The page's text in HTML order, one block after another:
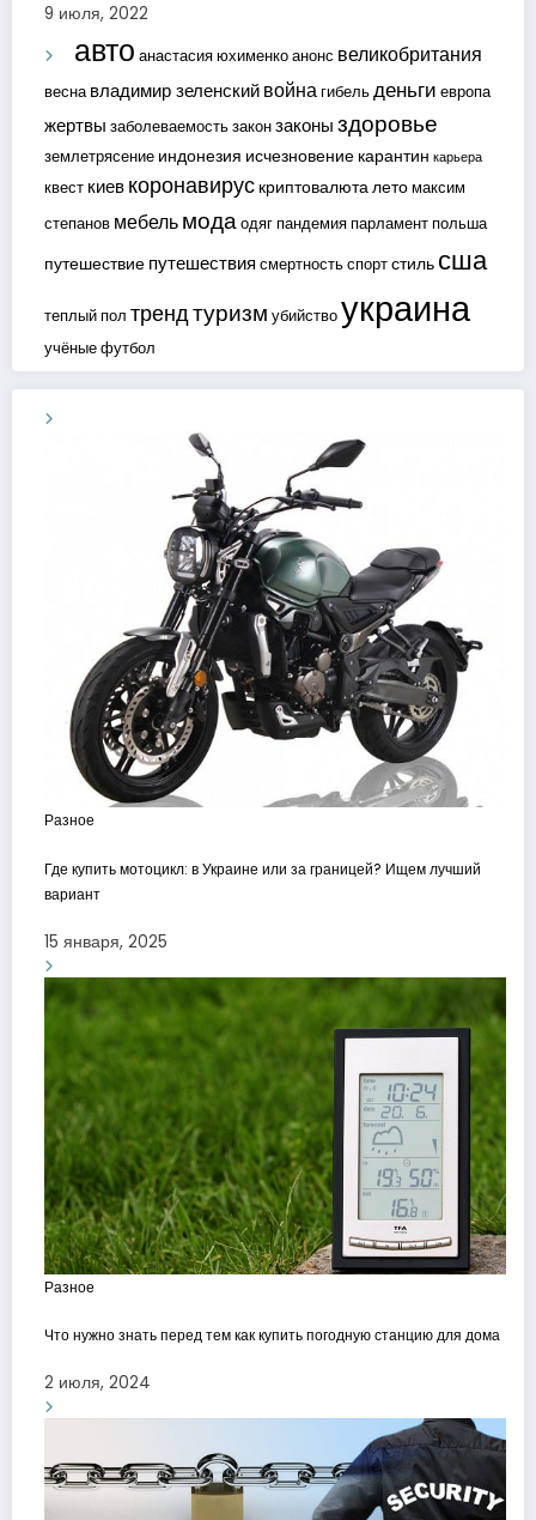
9 июля, 2022
авто анастасия юхименкоанонс великобритания
весна владимир зеленскийвойнагибельденьги европа
жертвы заболеваемостьзаконзаконыздоровье
землетрясение индонезия исчезновение карантин карьера
квест киевкоронавирус криптовалюталетомаксим
степанов мебельмодаодягпандемияпарламентпольша
путешествие путешествия смертностьспортстиль сша
теплый пол трендтуризм убийствоукраина
учёныефутбол
Разное
Где купить мотоцикл: в Украине или за границей? Ищем лучший
вариант
15 января, 2025
Разное
Что нужно знать перед тем как купить погодную станцию для дома
2 июля, 2024